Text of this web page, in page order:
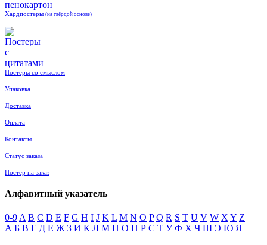
Хардпостеры (на твёрдой основе)
Постеры со смыслом
Упаковка
Доставка
Оплата
Контакты
Статус заказа
Постер на заказ
Алфавитный указатель
0-9 A B C D E F G H I J K L M N O P Q R S T U V W X Y Z
А Б В Г Д Е Ж З И К Л М Н О П Р С Т У Ф Х Ч Ш Э Ю Я